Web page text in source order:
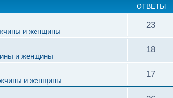
ОТВЕТЫ
и женщины
23
и женщины
18
и женщины
17